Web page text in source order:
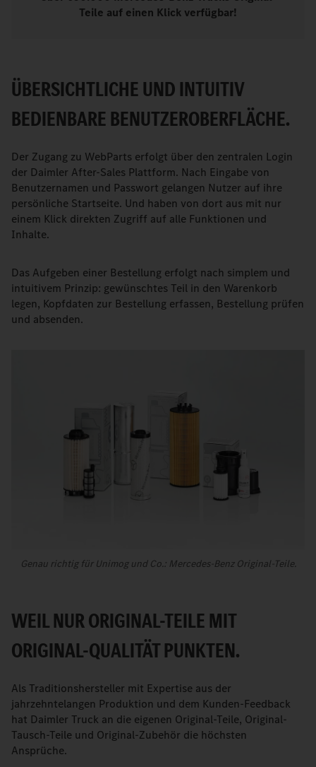
Teile auf einen Klick verfügbar!
ÜBERSICHTLICHE UND INTUITIV
BEDIENBARE BENUTZEROBERFLÄCHE.
Der Zugang zu WebParts erfolgt über den zentralen Login
der Daimler After-Sales Plattform. Nach Eingabe von
Benutzernamen und Passwort gelangen Nutzer auf ihre
persönliche Startseite. Und haben von dort aus mit nur
einem Klick direkten Zugriff auf alle Funktionen und
Inhalte.
Das Aufgeben einer Bestellung erfolgt nach simplem und
intuitivem Prinzip: gewünschtes Teil in den Warenkorb
legen, Kopfdaten zur Bestellung erfassen, Bestellung prüfen
und absenden.
Genau richtig für Unimog und Co.: Mercedes-Benz Original-Teile.
WEIL NUR ORIGINAL-TEILE MIT
ORIGINAL-QUALITÄT PUNKTEN.
Als Traditionshersteller mit Expertise aus der
jahrzehntelangen Produktion und dem Kunden-Feedback
hat Daimler Truck an die eigenen Original-Teile, Original-
Tausch-Teile und Original-Zubehör die höchsten
Ansprüche.